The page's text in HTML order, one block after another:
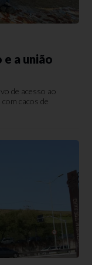
a união
de acesso ao
cacos de